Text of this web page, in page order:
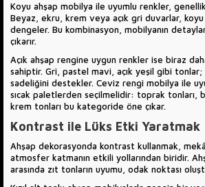
Koyu ahşap mobilya ile uyumlu renkler,
Beyaz, ekru, krem veya açık gri duvarlar, koyu
dengeler. Bu kombinasyon, mobilyanın
çıkarır.
Açık ahşap rengine uygun renkler ise biraz
sahiptir. Gri, pastel mavi, açık yeşil gibi tonlar;
sadeliğini destekler. Ceviz rengi mobilya ile
sıcak paletlerden seçilmelidir: toprak tonları,
krem tonları bu kategoride öne çıkar.
Kontrast ile Lüks Etki Yaratmak
Ahşap dekorasyonda kontrast kullanmak,
atmosfer katmanın etkili yollarından biridir.
arasında zıt tonların uyumu, odak noktası